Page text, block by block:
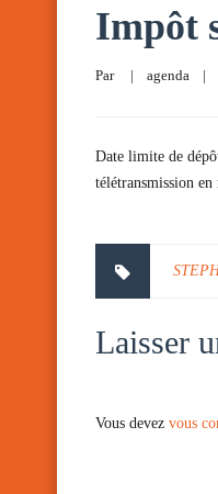
Impôt
Par | agenda |
Date limite de
télétransmission
Laisser
Vous devez vous